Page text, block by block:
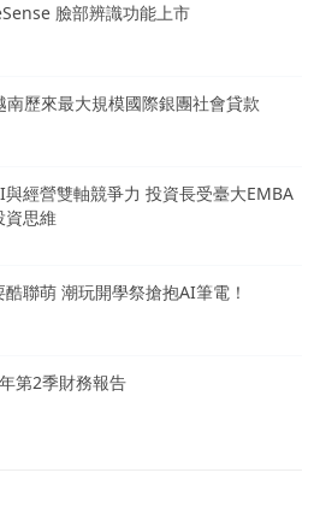
臉部辨識功能上市
南歷來最大規模國際銀團社會貸款
經營雙軸競爭力 投資長受臺大EMBA
資思維
酷聯萌 潮玩開學祭搶抱AI筆電！
第2季財務報告